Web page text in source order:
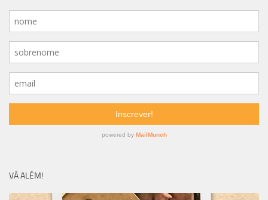
VÁ ALÉM!